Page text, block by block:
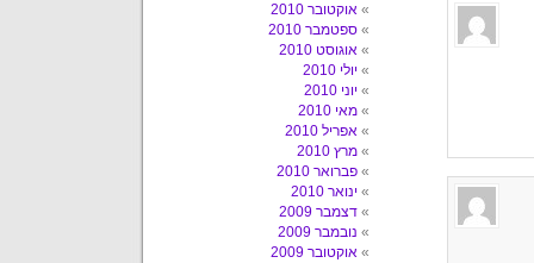
אוקטובר 2010
ספטמבר 2010
אוגוסט 2010
יולי 2010
יוני 2010
מאי 2010
אפריל 2010
מרץ 2010
פברואר 2010
ינואר 2010
דצמבר 2009
נובמבר 2009
אוקטובר 2009